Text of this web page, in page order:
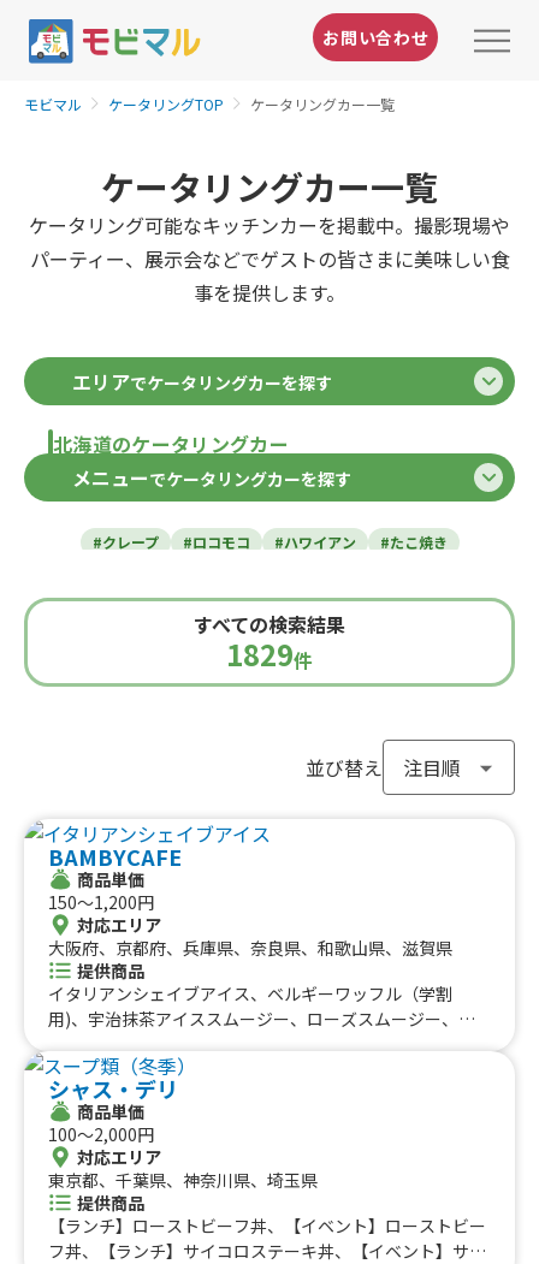
お問い合わせ
モビマル ケータリングTOP ケータリングカー一覧
ケータリングカー一覧
ケータリング可能なキッチンカーを掲載中。撮影現場や
パーティー、展示会などでゲストの皆さまに美味しい食
事を提供します。
エリアでケータリングカーを探す
北海道のケータリングカー
北海道
関東のケータリングカー
埼玉県栃木県
北信越のケータリングカー
東海のケータリングカー
愛知県静岡県三重県
中国のケータリングカー
鳥取県島根県岡山県広島県山口県
四国のケータリングカー
徳島県香川県愛媛県高知県
九州のケータリングカー
福岡県佐賀県 長崎県
沖縄のケータリングカー
沖縄県
メニューでケータリングカーを探す
#クレープ #ロコモコ #ハワイアン
#たこ焼き
#餃子・小籠包
#唐揚げ #ドリンク
#タピオカ
#イタリアン #カレー
#ケバブ #コーヒー
#タコライス
#焼きそば
#焼き鳥
#おにぎり
#ワッフル
#ローストビーフ
#アイスクリーム
#クリームソーダ
#ケーキ
#クロッフル #モンブラン #お弁当
#パフェ
#フルーツジュース
#海鮮
#和菓子 #和食 #ご当地グルメ
#串焼き
#タイ料理
#りんご飴・フルーツ飴
#アサイーボウル
すべての検索結果
1829件
並び替え
BAMBYCAFE
商品単価
150〜1,200円
対応エリア
大阪府、京都府、兵庫県、奈良県、和歌山県、滋賀県
提供商品
イタリアンシェイブアイス、ベルギーワッフル（学割
用)、宇治抹茶アイススムージー、ローズスムージー、ロ
ル、レッドホットスパイシードッグ、パニーニ（学祭用)、
ホワイトキャラメル&チョコレートラテ、抹茶のおしる
こ、宇治抹茶団子、イタリアンソーダ（学祭用)、アサヒ
スーパードライ、ライム付きキリンビール(カップ)、チョ
コレートワッフル、コーヒー（買い取り)、フラットホワ
イト、ポンデケージョ、チュロス（学割用)、アールグレ
イティー(ミルク、レモン、ストレート）買い取り、カフェ
ラテ（買い取り)、ホットコーヒー、ホットミルク、フラワ
シャス・デリ
商品単価
100〜2,000円
対応エリア
東京都、千葉県、神奈川県、埼玉県
提供商品
【ランチ】ローストビーフ丼、【イベント】ローストビー
フ丼、【ランチ】サイコロステーキ丼、【イベント】サイ